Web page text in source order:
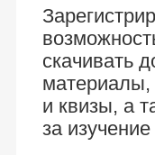
скачивать
материалы,
и квизы, а
за